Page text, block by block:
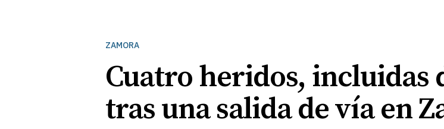
ZAMORA
Cuatro heridos, incluidas
tras una salida de vía en